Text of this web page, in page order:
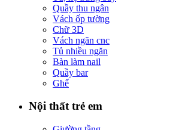
Quầy thu ngân
Vách ốp tường
Chữ 3D
Vách ngăn cnc
Tủ nhiều ngăn
Bàn làm nail
Quầy bar
Ghế
Nội thất trẻ em